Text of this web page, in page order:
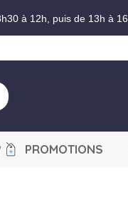
à 12h, puis de 13h à
PROMOTIONS